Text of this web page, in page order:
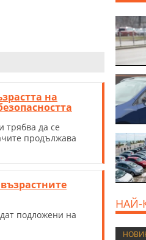
на
трябва да се
продължава
подложени на
800
НАЙ-